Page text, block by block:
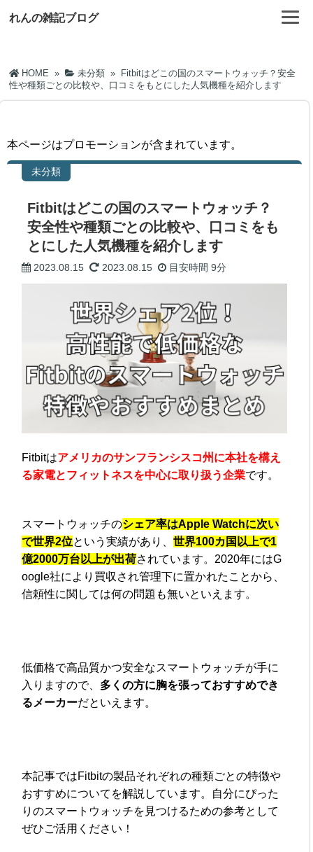
れんの雑記ブログ
HOME » 未分類 »
Fitbitはどこの国のスマートウォッチ？安全
性や種類ごとの比較や、口コミをもとにした人気機種を紹介します
本ページはプロモーションが含まれています。
未分類
Fitbitはどこの国のスマートウォッチ？
安全性や種類ごとの比較や、口コミをも
とにした人気機種を紹介します
2023.08.15 2023.08.15 目安時間9分
Fitbitはアメリカのサンフランシスコ州に本社を構え
る家電とフィットネスを中心に取り扱う企業です。
スマートウォッチのシェア率はApple Watchに次い
で世界2位という実績があり、世界100カ国以上で1
億2000万台以上が出荷されています。2020年にはG
oogle社により買収され管理下に置かれたことから、
信頼性に関しては何の問題も無いといえます。
低価格で高品質かつ安全なスマートウォッチが手に
入りますので、 多くの方に胸を張っておすすめでき
るメーカーだといえます。
本記事ではFitbitの製品それぞれの種類ごとの特徴や
おすすめについてを解説しています。自分にぴった
りのスマートウォッチを見つけるための参考として
ぜひご活用ください！